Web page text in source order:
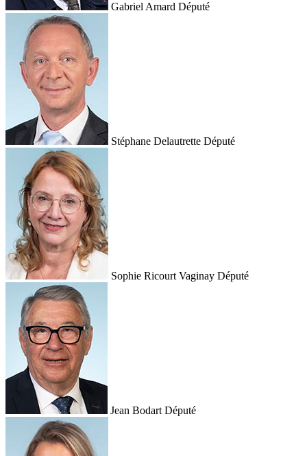
Gabriel Amard Député
Stéphane Delautrette Député
Sophie Ricourt Vaginay Député
Jean Bodart Député